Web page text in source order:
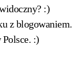
:)
z blogowaniem.
:)